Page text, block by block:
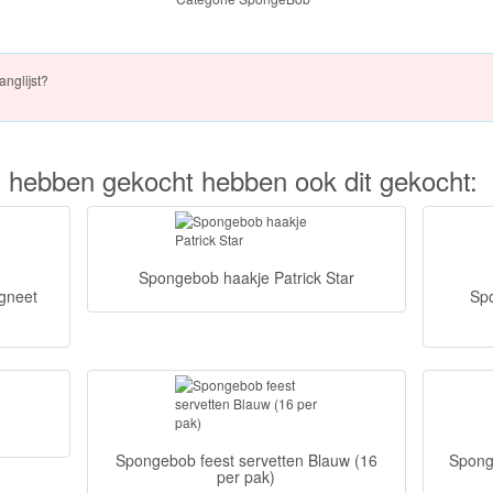
gekocht hebben ook dit gekocht:
Spongebob haakje Patrick Star
Spongebob feest servetten Blauw (16
per pak)